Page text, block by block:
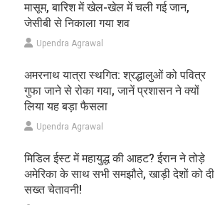
मासूम, बारिश में खेल-खेल में चली गई जान,
जेसीबी से निकाला गया शव
Upendra Agrawal
अमरनाथ यात्रा स्थगित: श्रद्धालुओं को पवित्र
गुफा जाने से रोका गया, जानें प्रशासन ने क्यों
लिया यह बड़ा फैसला
Upendra Agrawal
मिडिल ईस्ट में महायुद्ध की आहट? ईरान ने तोड़े
अमेरिका के साथ सभी समझौते, खाड़ी देशों को दी
सख्त चेतावनी!